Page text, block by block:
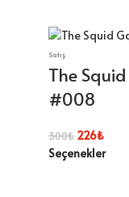
Satış
The
#008
300₺ 226₺
Seçenekler